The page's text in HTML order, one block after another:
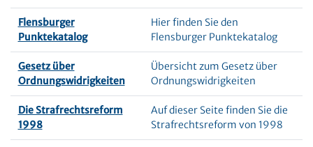
Flensburger
Punktekatalog
Hier finden Sie den
Flensburger Punktekatalog
Gesetz über
Ordnungswidrigkeiten
Übersicht zum Gesetz über
Ordnungswidrigkeiten
Die Strafrechtsreform
1998
Auf dieser Seite finden Sie die
Strafrechtsreform von 1998